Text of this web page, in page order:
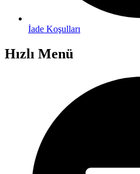
İade Koşulları
Hızlı Menü